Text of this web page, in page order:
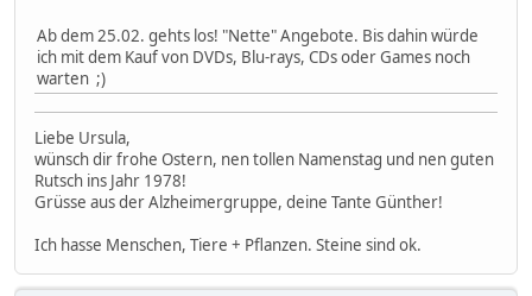
Ab dem 25.02. gehts los! "Nette" Angebote. Bis dahin würde
ich mit dem Kauf von DVDs, Blu-rays, CDs oder Games noch
warten ;)
Liebe Ursula,
wünsch dir frohe Ostern, nen tollen Namenstag und nen guten
Rutsch ins Jahr 1978!
Grüsse aus der Alzheimergruppe, deine Tante Günther!
Ich hasse Menschen, Tiere + Pflanzen. Steine sind ok.